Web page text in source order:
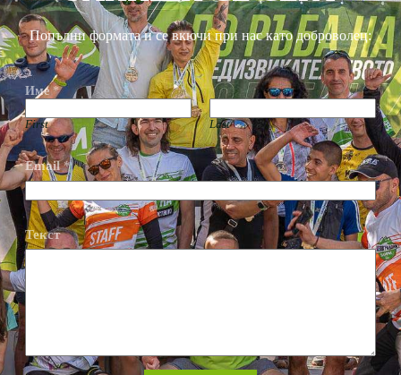
Попълни формата и се вкючи при нас като доброволец:
Име*
First Last
Email*
Текст